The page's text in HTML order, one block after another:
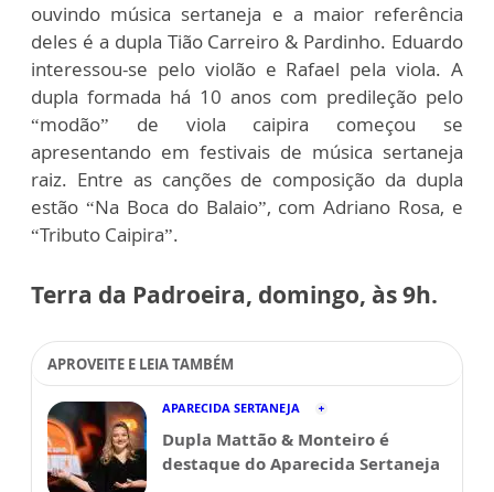
ouvindo música sertaneja e a maior referência
deles é a dupla Tião Carreiro & Pardinho. Eduardo
interessou-se pelo violão e Rafael pela viola. A
dupla formada há 10 anos com predileção pelo
“modão” de viola caipira começou se
apresentando em festivais de música sertaneja
raiz. Entre as canções de composição da dupla
estão “Na Boca do Balaio”, com Adriano Rosa, e
“Tributo Caipira”.
Terra da Padroeira, domingo, às 9h.
APROVEITE E LEIA TAMBÉM
APARECIDA SERTANEJA
Dupla Mattão & Monteiro é
destaque do Aparecida Sertaneja